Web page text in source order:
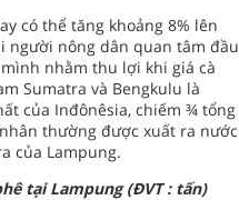
có thể tăng khoảng 8% lên
người nông dân quan tâm đầu
nhằm thu lợi khi giá cà
Sumatra và Bengkulu là
của Inđônêsia, chiếm ¾ tổng
thường được xuất ra nước
của Lampung.
tại Lampung (ĐVT : tấn)